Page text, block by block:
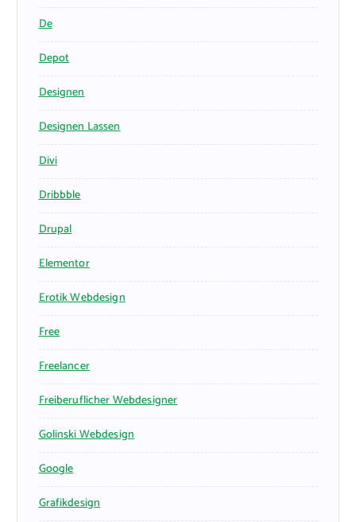
De
Depot
Designen
Designen Lassen
Divi
Dribbble
Drupal
Elementor
Erotik Webdesign
Free
Freelancer
Freiberuflicher Webdesigner
Golinski Webdesign
Google
Grafikdesign